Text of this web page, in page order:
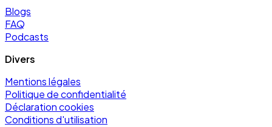
Blogs
FAQ
Podcasts
Divers
Mentions légales
Politique de confidentialité
Déclaration cookies
Conditions d'utilisation